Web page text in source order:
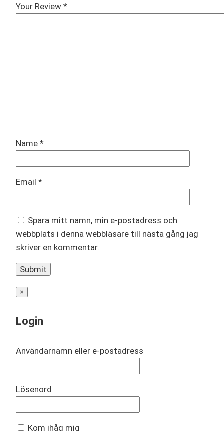
Your Review *
Name *
Email *
Spara mitt namn, min e-postadress och
webbplats i denna webbläsare till nästa gång jag
skriver en kommentar.
×
Login
Användarnamn eller e-postadress
Lösenord
Kom ihåg mig